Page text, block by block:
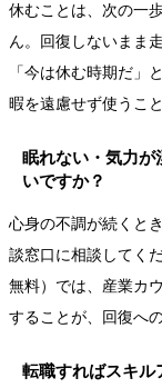
休むことは、次の一
ん。回復しないまま
「今は休む時期だ」
暇を遠慮せず使うこ
眠れない・気力が
いですか？
心身の不調が続くと
談窓口に相談してく
無料）では、産業カ
することが、回復へ
転職すればスキル